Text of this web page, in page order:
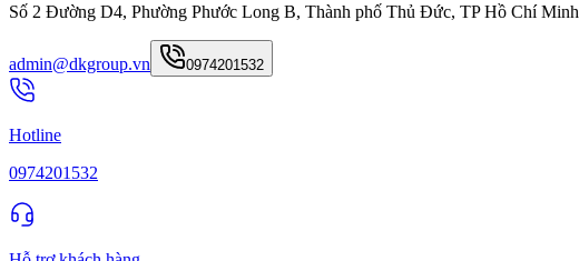
Số 2 Đường D4, Phường Phước Long B, Thành phố Thủ Đức, TP Hồ Chí Minh
admin@dkgroup.vn 0974201532
Hotline
0974201532